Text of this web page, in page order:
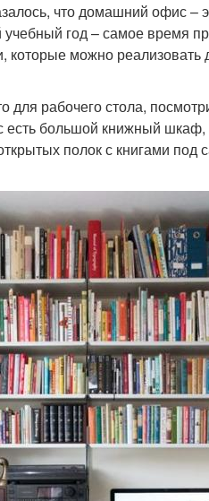
что домашний офис –
год – самое время
можно реализовать
рабочего стола,
большой книжный шкаф,
полок с книгами под